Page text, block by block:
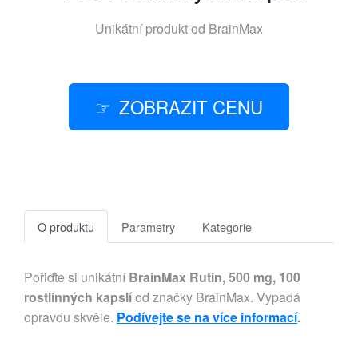
Unikátní produkt od BrainMax
ZOBRAZIT CENU
O produktu Parametry Kategorie
Pořiďte si unikátníBrainMax Rutin, 500 mg, 100
rostlinných kapslíod značky BrainMax. Vypadá
opravdu skvěle. Podívejte se na více informací.